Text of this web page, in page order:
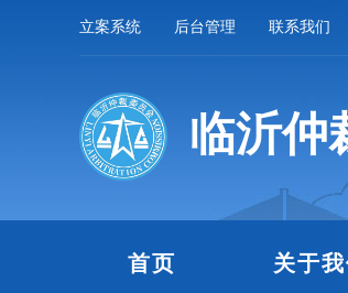
立案系统 后台管理 联系我们
临沂仲
首页 关于我